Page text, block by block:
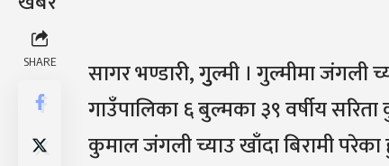
SHARE
सागर भण्डारी, गुुल्मी । गुल्मीमा जंगली
गाउँपालिका ६ बुल्मका ३९ वर्षीय
कुमाल जंगली च्याउ खाँदा बिरामी परेका